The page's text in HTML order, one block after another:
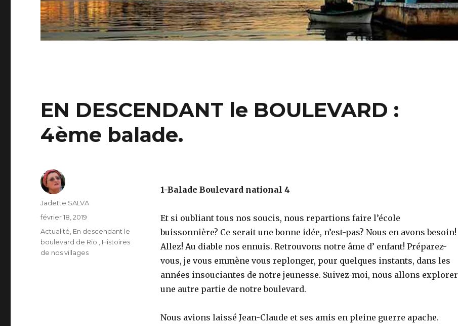
EN DESCENDANT le BOULEVARD :
4ème balade.
1-Balade Boulevard national 4
Et si oubliant tous nos soucis, nous repartions faire l’école
buissonnière? Ce serait une bonne idée, n’est-pas? Nous en avons besoin!
Allez! Au diable nos ennuis. Retrouvons notre âme d’ enfant! Préparez-
vous, je vous emmène vous replonger, pour quelques instants, dans les
années insouciantes de notre jeunesse. Suivez-moi, nous allons explorer
une autre partie de notre boulevard.
Nous avions laissé Jean-Claude et ses amis en pleine guerre apache.
Auteur
Jadette SALVA
Publié
février 18, 2019
Catégories
Actualité En descendant le
boulevard de Rio.
Histoires
de nos villages